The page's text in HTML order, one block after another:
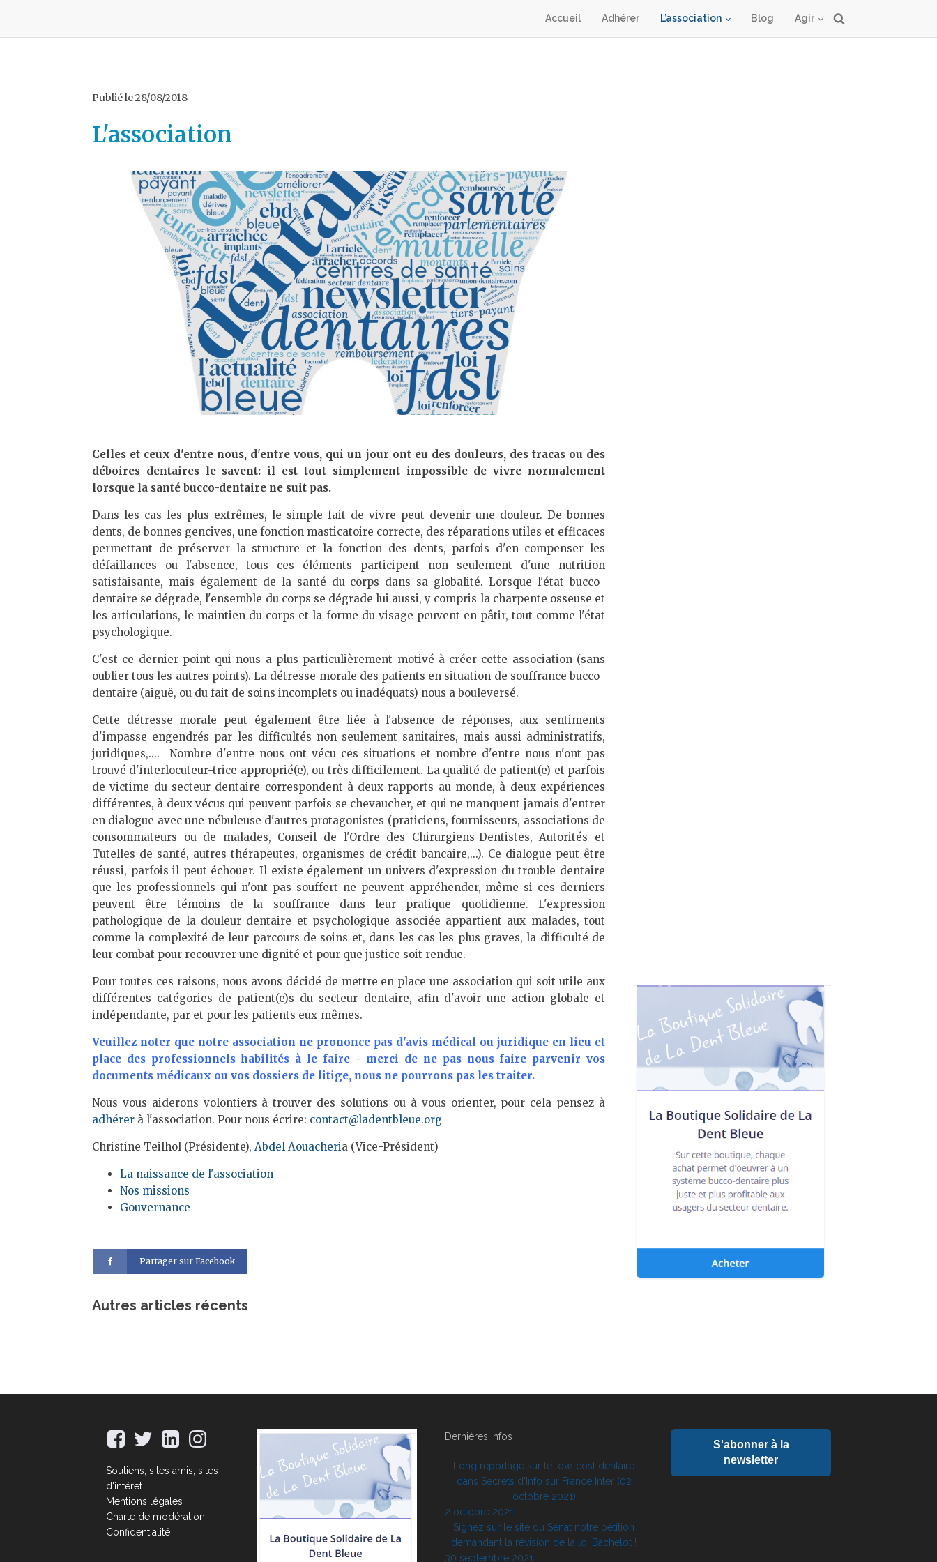
Accueil Adhérer L’association Blog Agir
Publié le28/08/2018
L'association
Celles et ceux d'entre nous, d'entre vous, qui un jour ont eu des douleurs, des tracas ou des
déboires dentaires le savent: il est tout simplement impossible de vivre normalement
lorsque la santé bucco-dentaire ne suit pas.
Dans les cas les plus extrêmes, le simple fait de vivre peut devenir une douleur. De bonnes
dents, de bonnes gencives, une fonction masticatoire correcte, des réparations utiles et efficaces
permettant de préserver la structure et la fonction des dents, parfois d'en compenser les
défaillances ou l'absence, tous ces éléments participent non seulement d'une nutrition
satisfaisante, mais également de la santé du corps dans sa globalité. Lorsque l'état bucco-
dentaire se dégrade, l'ensemble du corps se dégrade lui aussi, y compris la charpente osseuse et
les articulations, le maintien du corps et la forme du visage peuvent en pâtir, tout comme l'état
psychologique.
C'est ce dernier point qui nous a plus particulièrement motivé à créer cette association (sans
oublier tous les autres points). La détresse morale des patients en situation de souffrance bucco-
dentaire (aiguë, ou du fait de soins incomplets ou inadéquats) nous a bouleversé.
Cette détresse morale peut également être liée à l'absence de réponses, aux sentiments
d'impasse engendrés par les difficultés non seulement sanitaires, mais aussi administratifs,
juridiques,.... Nombre d'entre nous ont vécu ces situations et nombre d'entre nous n'ont pas
trouvé d'interlocuteur-trice approprié(e), ou très difficilement. La qualité de patient(e) et parfois
de victime du secteur dentaire correspondent à deux rapports au monde, à deux expériences
différentes, à deux vécus qui peuvent parfois se chevaucher, et qui ne manquent jamais d'entrer
en dialogue avec une nébuleuse d'autres protagonistes (praticiens, fournisseurs, associations de
consommateurs ou de malades, Conseil de l'Ordre des Chirurgiens-Dentistes, Autorités et
Tutelles de santé, autres thérapeutes, organismes de crédit bancaire,...). Ce dialogue peut être
réussi, parfois il peut échouer. Il existe également un univers d'expression du trouble dentaire
que les professionnels qui n'ont pas souffert ne peuvent appréhender, même si ces derniers
peuvent être témoins de la souffrance dans leur pratique quotidienne. L'expression
pathologique de la douleur dentaire et psychologique associée appartient aux malades, tout
comme la complexité de leur parcours de soins et, dans les cas les plus graves, la difficulté de
leur combat pour recouvrer une dignité et pour que justice soit rendue.
Pour toutes ces raisons, nous avons décidé de mettre en place une association qui soit utile aux
différentes catégories de patient(e)s du secteur dentaire, afin d'avoir une action globale et
indépendante, par et pour les patients eux-mêmes.
Veuillez noter que notre association ne prononce pas d'avis médical ou juridique en lieu et
place des professionnels habilités à le faire - merci de ne pas nous faire parvenir vos
documents médicaux ou vos dossiers de litige, nous ne pourrons pas les traiter.
Nous vous aiderons volontiers à trouver des solutions ou à vous orienter, pour cela pensez à
adhérer à l'association. Pour nous écrire: contact@ladentbleue.org
Christine Teilhol (Présidente), Abdel Aouacheria (Vice-Président)
La naissance de l'association
Nos missions
Gouvernance
Partager sur Facebook
Autres articles récents
Soutiens, sites amis, sites
d'intéret
Mentions légales
Charte de modération
Confidentialité
Dernières infos
Long reportage sur le low-cost dentaire
dans Secrets d'Info sur France Inter (02
octobre 2021)
2 octobre 2021
Signez sur le site du Sénat notre pétition
demandant la révision de la loi Bachelot !
30 septembre 2021
S'abonner à la
newsletter